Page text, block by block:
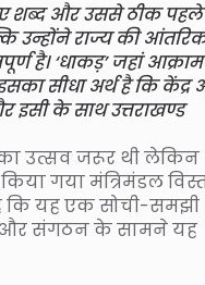
गए शब्द और उससे ठीक
उन्होंने राज्य की
है। ‘धाकड़’ जहां
सीधा अर्थ है कि केंद्र
इसी के साथ उत्तराखण्ड
का उत्सव जरूर थी लेकिन
गया मंत्रिमंडल
कि यह एक सोची-समझी
और संगठन के सामने यह